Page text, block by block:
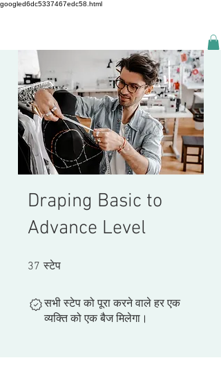
googled6dc5337467edc58.html
Draping Basic to
Advance Level
37 स्टेप
सभी स्टेप को पूरा करने वाले हर एक
व्यक्ति को एक बैज मिलेगा।